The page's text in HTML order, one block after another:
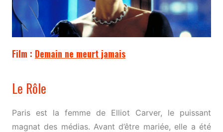
Film : Demain ne meurt jamais
Le Rôle
Paris est la femme de Elliot Carver, le puissant
magnat des médias. Avant d’être mariée, elle a été